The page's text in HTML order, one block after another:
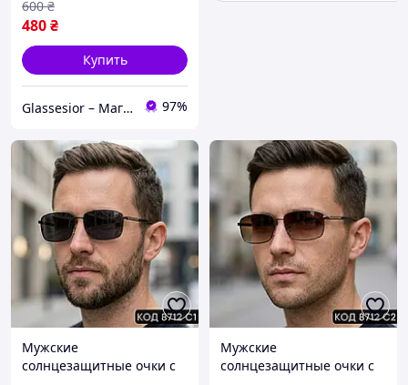
480₴
600 ₴
Купить
Glassesior – Магазин оптики 97%
Мужские
солнцезащитные очки с
Мужские
солнцезащитные очки с